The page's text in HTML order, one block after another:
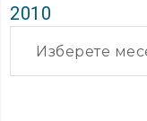
2010